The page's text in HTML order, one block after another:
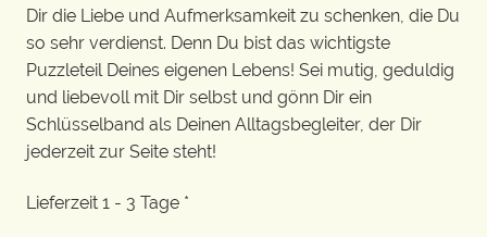
Dir die Liebe und Aufmerksamkeit zu schenken, die Du
so sehr verdienst. Denn Du bist das wichtigste
Puzzleteil Deines eigenen Lebens! Sei mutig, geduldig
und liebevoll mit Dir selbst und gönn Dir ein
Schlüsselband als Deinen Alltagsbegleiter, der Dir
jederzeit zur Seite steht!
Lieferzeit 1 - 3 Tage *